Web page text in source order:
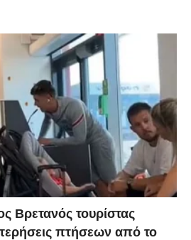
Βρετανός τουρίστας
πτήσεων από το